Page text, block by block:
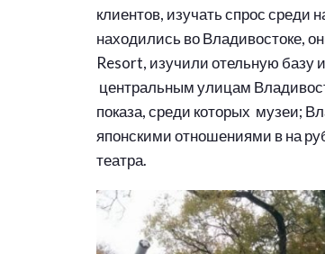
клиентов, изучать спрос среди
находились во Владивостоке,
Resort, изучили отельную базу
центральным улицам
показа, среди которых музеи;
японскими отношениями в на
театра.